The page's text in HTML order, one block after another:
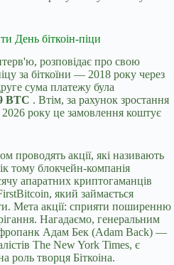
День біткоін-піци
розповідає про свою
за біткоїни — 2018 року через
сума платежу була
BTC . Втім, за рахунок зростання
року це замовлення коштує
проводять акції, які називають
тому блокчейн-компанія
апаратних криптогаманців
який займається
Мета акції: сприяти поширенню
Нагадаємо, генеральним
Адам Бек (Adam Back) —
The New York Times, є
роль творця Біткоіна.